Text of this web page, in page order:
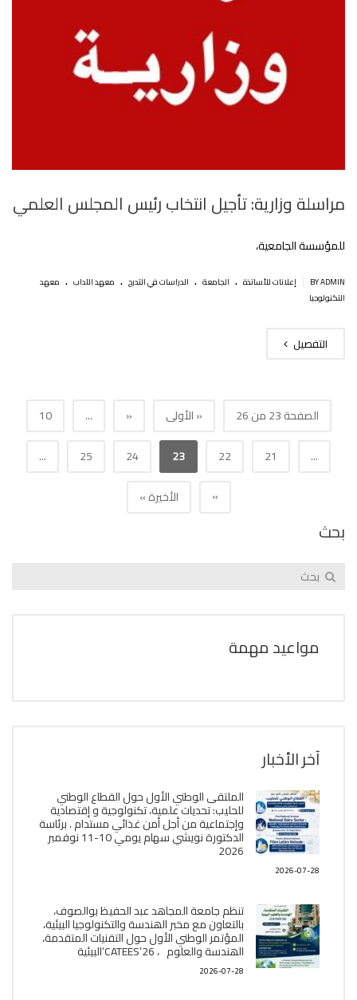
مراسلة وزارية: تأجيل انتخاب رئيس المجلس العلمي
للمؤسسة الجامعية،
BY ADMIN إعلانات للأساتذة . الجامعة . الدراسات في التدرج . معهد الآداب . معهد
التكنولوجيا
التفصيل
الصفحة 23 من 26 « الأولى «
...
10
...
21
22
23
24
25
...
»
الأخيرة »
بحث
مواعيد مهمة
آخر الأخبار
الملتقى الوطني الأول حول القطاع الوطني
للحليب: تحديات علمية، تكنولوجية و إقتصادية
وإجتماعية من أجل أمن غذائي مستدام . برئاسة
الدكتورة نويشي سهام يومي 10-11 نوفمبر
2026
2026-07-28
تنظم جامعة المجاهد عبد الحفيظ بوالصوف،
بالتعاون مع مخبر الھندسة والتكنولوجيا البیئیة،
المؤتمر الوطني الأول حول التقنيات المتقدمة،
الھندسة والعلوم ، CATEES’26’البیئية
2026-07-28